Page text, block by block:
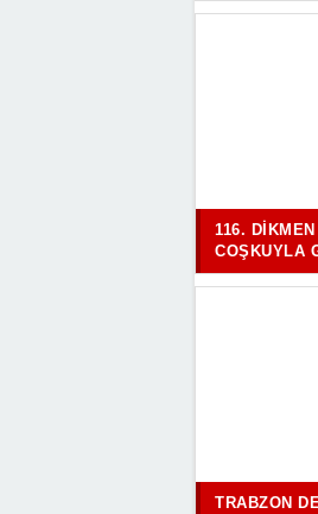
116.
COŞKUYLA
TRABZON